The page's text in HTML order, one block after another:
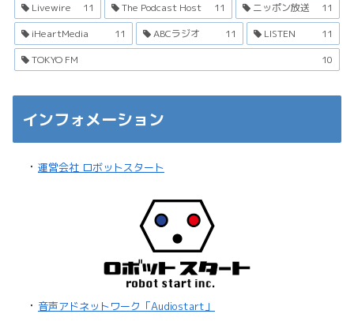
Livewire
11 The Podcast Host 11 ニッポン放送
11
iHeartMedia
11 ABCラジオ 11 LISTEN
11
TOKYO FM
10
インフォメーション
・ 運営会社 ロボットスタート
・ 音声アドネットワーク「Audiostart」